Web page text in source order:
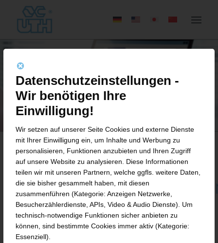
BEWERBUNGSFORMULAR
ZERSPANUNGSMECHANIKER/
DREHER (M/W/D)
Bitte füllen Sie für Ihre Bewerbung das
Formular aus
Datenschutzeinstellungen -
Wir benötigen Ihre
Einwilligung!
Wir setzen auf unserer Seite Cookies und externe Dienste
mit Ihrer Einwilligung ein, um Inhalte und Werbung zu
personalisieren, Funktionen anzubieten und Ihren Zugriff
auf unsere Website zu analysieren. Diese Informationen
teilen wir mit unseren Partnern, welche ggfls. weitere Daten,
die sie bisher gesammelt haben, mit diesen
zusammenführen (Kategorie: Anzeigen Netzwerke,
Besucherzählerdienste, APIs, Video & Audio Dienste). Um
technisch-notwendige Funktionen sicher anbieten zu
können, sind bestimmte Cookies immer aktiv (Kategorie:
Essenziell).